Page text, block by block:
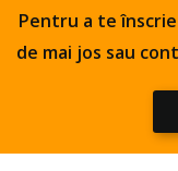
Pentru a te
de mai jos sau